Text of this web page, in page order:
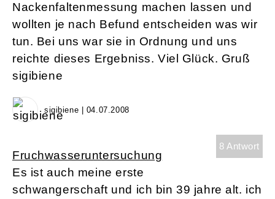
Nackenfaltenmessung machen lassen und
wollten je nach Befund entscheiden was wir
tun. Bei uns war sie in Ordnung und uns
reichte dieses Ergebniss. Viel Glück. Gruß
sigibiene
sigibiene | 04.07.2008
8 Antwort
Fruchwasseruntersuchung
Es ist auch meine erste
schwangerschaft und ich bin 39 jahre alt. ich